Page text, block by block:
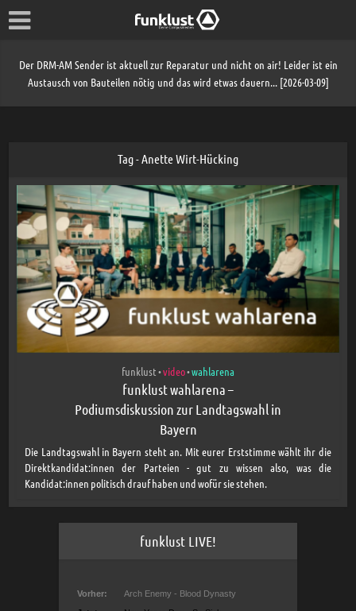
Der DRM-AM Sender ist aktuell zur Reparatur und nicht on air! Leider ist ein
Austausch von Bauteilen nötig und das wird etwas dauern... [2026-03-09]
Tag - Anette Wirt-Hücking
funklust•video•wahlarena
funklust wahlarena –
Podiumsdiskussion zur Landtagswahl in
Bayern
Die Landtagswahl in Bayern steht an. Mit eurer Erststimme wählt ihr die
Direktkandidat:innen der Parteien - gut zu wissen also, was die
Kandidat:innen politisch drauf haben und wofür sie stehen.
funklust LIVE!